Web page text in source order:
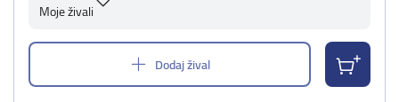
Moje živali
Dodaj žival